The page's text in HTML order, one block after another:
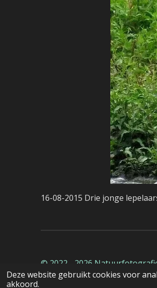
Deze website gebruikt cookies voor
akkoord.
16-08-2015 Drie jonge
© 2022 - 2026